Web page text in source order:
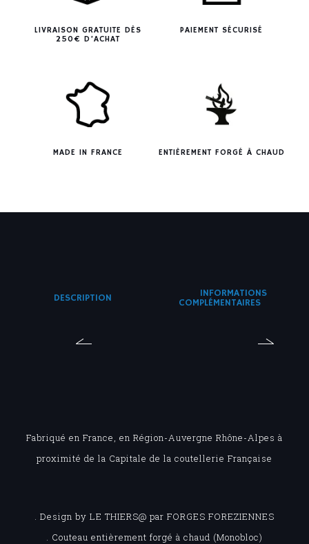
LIVRAISON GRATUITE DÈS
250€ D’ACHAT
PAIEMENT SÉCURISÉ
MADE IN FRANCE ENTIÈREMENT FORGÉ À CHAUD
DESCRIPTION INFORMATIONS
COMPLÉMENTAIRES
Fabriqué en France, en Région-Auvergne Rhône-Alpes à
proximité de la Capitale de la coutellerie Française
. Design by LE THIERS@ par FORGES FOREZIENNES
. Couteau entièrement forgé à chaud (Monobloc)